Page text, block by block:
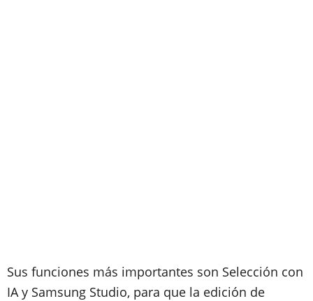
Sus funciones más importantes son Selección con
IA y Samsung Studio, para que la edición de